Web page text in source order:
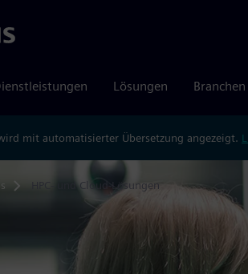
Lösungen Branchen
mit automatisierter Übersetzung angezeigt.
HPC- und Cloud-Lösungen